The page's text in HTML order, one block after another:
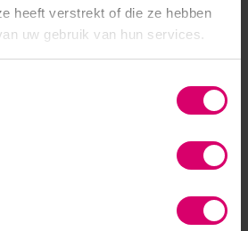
heeft verstrekt of die ze hebben
uw gebruik van hun services.